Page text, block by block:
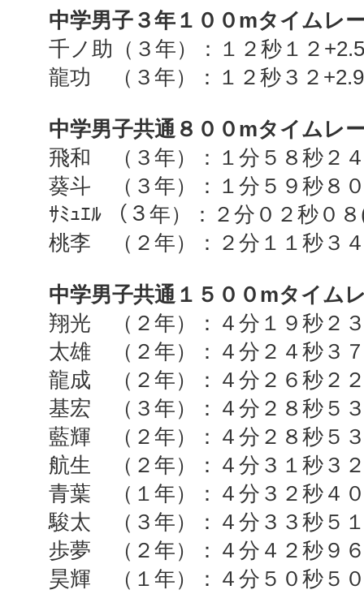
中学男子３年１００ mタイムレ
千ノ助（３年）：１２秒１２
龍功 （３年）：１２秒３２
中学男子共通８００ mタイムレ
飛和 （３年）：１分５８秒２
葵斗 （３年）：１分５９秒８
ｻﾐｭｴﾙ （３年）：２分０２秒０８
桃李 （２年）：２分１１秒３
中学男子共通１５００ mタイム
翔光 （２年）：４分１９秒２
太雄 （２年）：４分２４秒３
龍成 （２年）：４分２６秒２
基宏 （３年）：４分２８秒５
藍輝 （２年）：４分２８秒５
航生 （２年）：４分３１秒３
青葉 （１年）：４分３２秒４
駿太 （３年）：４分３３秒５
歩夢 （２年）：４分４２秒９
昊輝 （１年）：４分５０秒５